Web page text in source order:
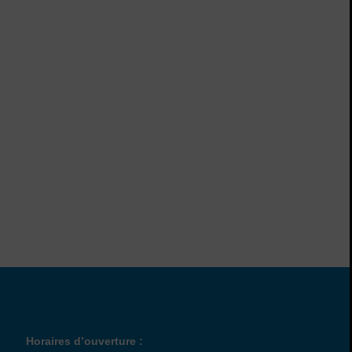
Horaires
Horaires d’ouverture :